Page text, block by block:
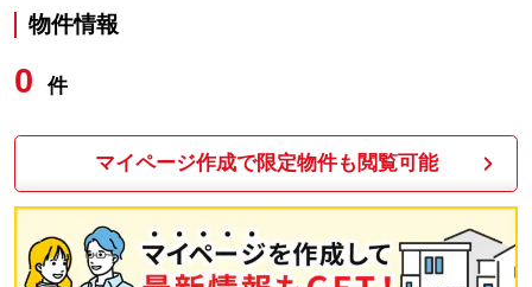
物件情報
0 件
マイページ作成で限定物件も閲覧可能